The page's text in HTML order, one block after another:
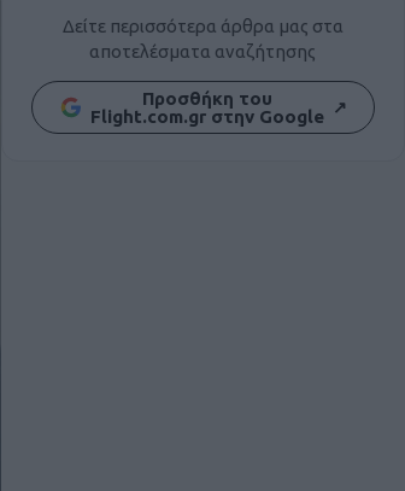
Δείτε περισσότερα άρθρα μας στα
αποτελέσματα αναζήτησης
Προσθήκη του
Flight.com.gr στην Google ↗